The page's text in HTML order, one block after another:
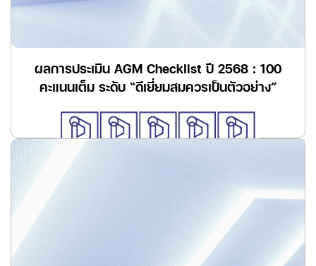
ผลการประเมิน AGM Checklist ปี 2568 : 100
คะแนนเต็ม ระดับ “ดีเยี่ยมสมควรเป็นตัวอย่าง”
อ่านเพิ่มเติม